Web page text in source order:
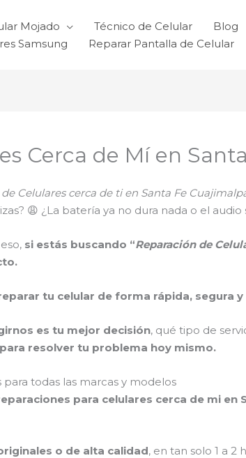
Mojado Técnico de Celular Blog
Samsung
Reparar Pantalla de Celular
Cerca de Mí en
Celulares cerca de ti en Santa Fe
😩 ¿La batería ya no dura nada o el
si estás buscando “Reparación de
tu celular de forma rápida, segura
es tu mejor decisión, qué tipo de
resolver tu problema hoy mismo.
todas las marcas y modelos
para celulares cerca de mi en
o de alta calidad, en tan solo 1 a 2